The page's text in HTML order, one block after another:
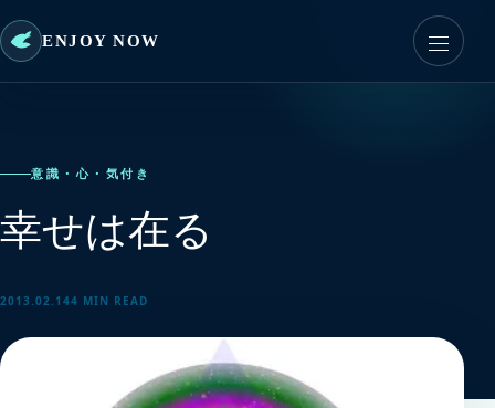
ENJOY NOW
意識・心・気付き
幸せは在る
2013.02.144 MIN READ